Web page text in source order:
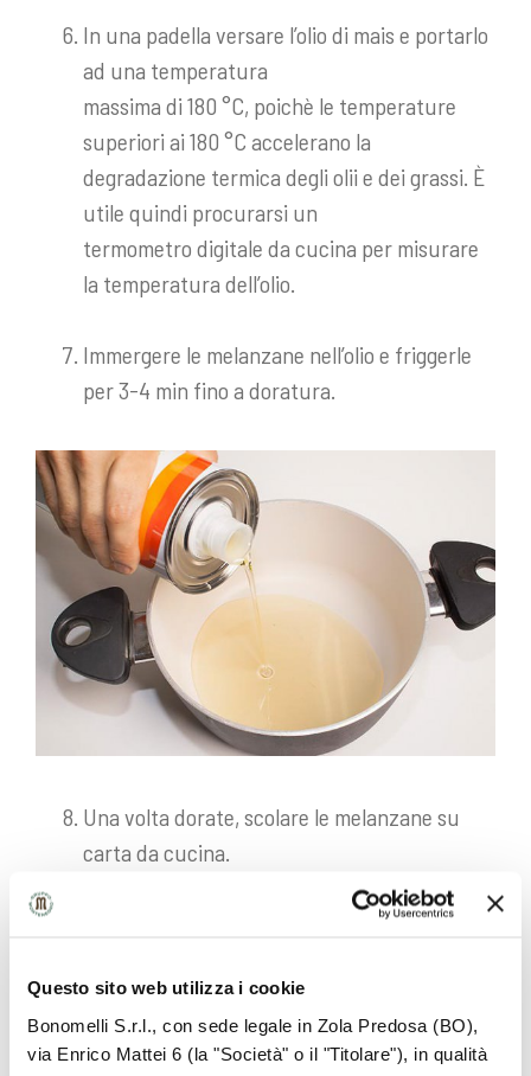
Questo sito web utilizza i cookie
Bonomelli S.r.l., con sede legale in Zola Predosa (BO),
via Enrico Mattei 6 (la "Società" o il "Titolare"), in qualità
In una padella versare l’olio di mais e portarlo
ad una temperatura
massima di 180 °C, poichè le temperature
superiori ai 180 °C accelerano la
degradazione termica degli olii e dei grassi. È
utile quindi procurarsi un
termometro digitale da cucina per misurare
la temperatura dell’olio.
Immergere le melanzane nell’olio e friggerle
per 3-4 min fino a doratura.
Una volta dorate, scolare le melanzane su
carta da cucina.